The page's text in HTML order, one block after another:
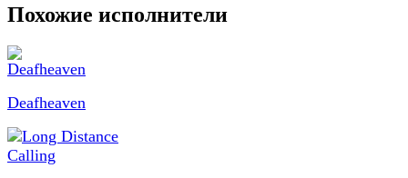
Похожие исполнители
Deafheaven